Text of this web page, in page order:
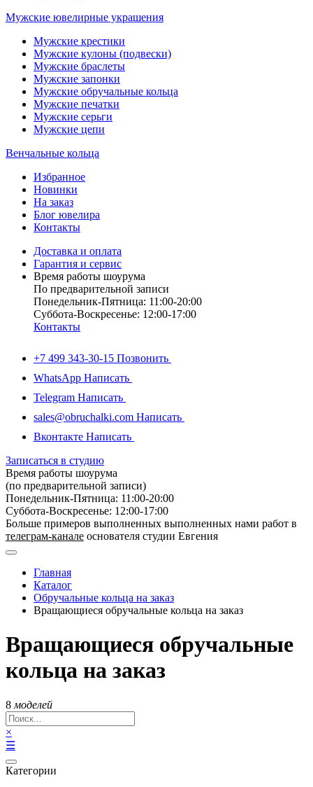
Мужские ювелирные украшения
Мужские крестики
Мужские кулоны (подвески)
Мужские браслеты
Мужские запонки
Мужские обручальные кольца
Мужские печатки
Мужские серьги
Мужские цепи
Венчальные кольца
Избранное
Новинки
На заказ
Блог ювелира
Контакты
Доставка и оплата
Гарантия и сервис
Время работы шоурума
По предварительной записи
Понедельник-Пятница: 11:00-20:00
Суббота-Bоcкресенье: 12:00-17:00
Контакты
+7 499 343-30-15 Позвонить
WhatsApp Написать
Telegram Написать
sales@obruchalki.com Написать
Вконтакте Написать
Записаться в студию
Время работы шоурума
(по предварительной записи)
Понедельник-Пятница: 11:00-20:00
Суббота-Bоcкресенье: 12:00-17:00
Больше примеров выполненных выполненных нами работ в
телеграм-канале основателя студии Евгения
Главная
Каталог
Обручальные кольца на заказ
Вращающиеся обручальные кольца на заказ
Вращающиеся обручальные
кольца на заказ
8 моделей
×
☰
Категории